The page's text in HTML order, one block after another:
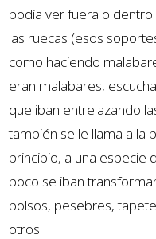
podía ver fuera o
las ruecas (esos
como haciendo
eran malabares,
que iban entrelazando
también se le llama a la
principio, a una especie
poco se iban
bolsos, pesebres,
otros.